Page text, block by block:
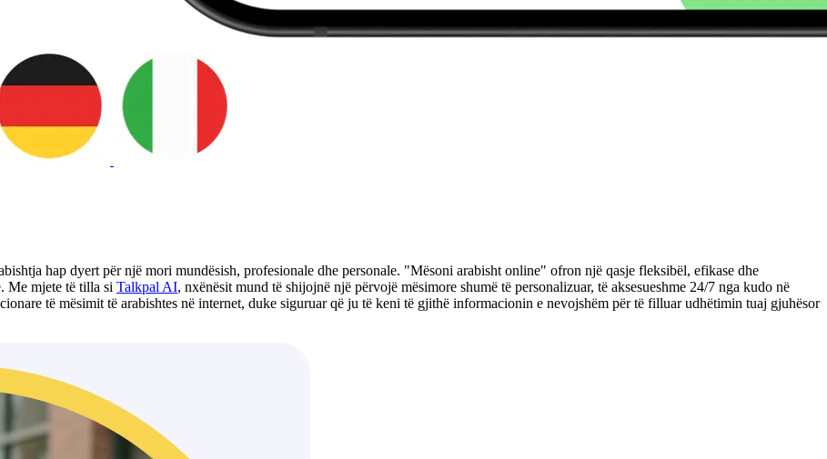
hap dyert për një mori mundësish, profesionale dhe personale. "Mësoni arabisht online" ofron një qasje fleksibël, efikase dhe
Me mjete të tilla si Talkpal AI, nxënësit mund të shijojnë një përvojë mësimore shumë të personalizuar, të aksesueshme 24/7 nga kudo në
të mësimit të arabishtes në internet, duke siguruar që ju të keni të gjithë informacionin e nevojshëm për të filluar udhëtimin tuaj gjuhësor